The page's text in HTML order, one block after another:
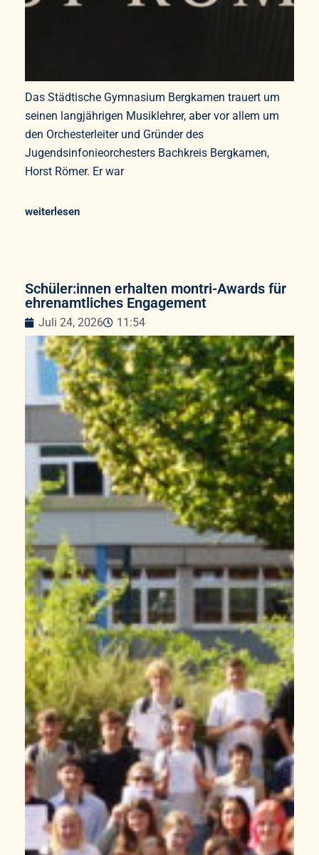
Das Städtische Gymnasium Bergkamen trauert um
seinen langjährigen Musiklehrer, aber vor allem um
den Orchesterleiter und Gründer des
Jugendsinfonieorchesters Bachkreis Bergkamen,
Horst Römer. Er war
weiterlesen
Schüler:innen erhalten montri-Awards für
ehrenamtliches Engagement
Juli 24, 2026 11:54